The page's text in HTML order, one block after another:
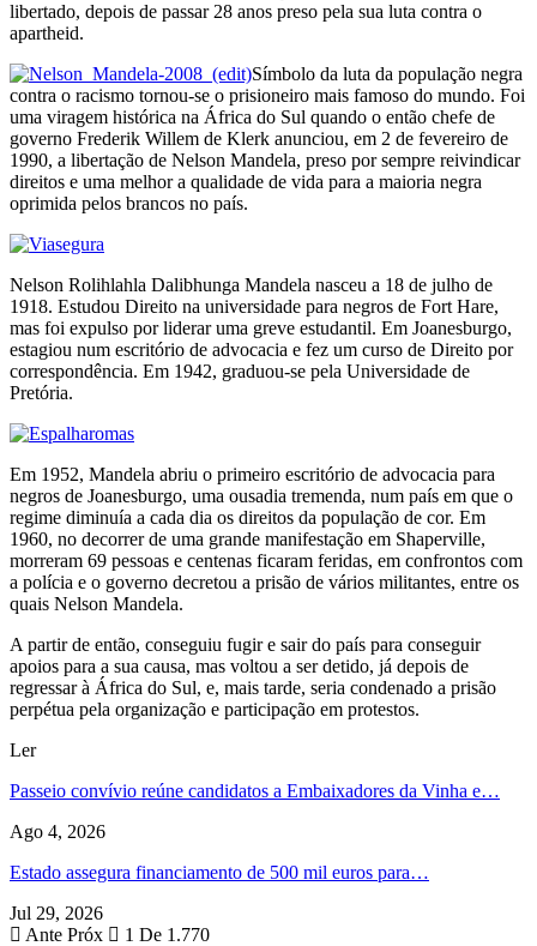
libertado, depois de passar 28 anos preso pela sua luta contra o
apartheid.
Símbolo da luta da população negra
contra o racismo tornou-se o prisioneiro mais famoso do mundo. Foi
uma viragem histórica na África do Sul quando o então chefe de
governo Frederik Willem de Klerk anunciou, em 2 de fevereiro de
1990, a libertação de Nelson Mandela, preso por sempre reivindicar
direitos e uma melhor a qualidade de vida para a maioria negra
oprimida pelos brancos no país.
Nelson Rolihlahla Dalibhunga Mandela nasceu a 18 de julho de
1918. Estudou Direito na universidade para negros de Fort Hare,
mas foi expulso por liderar uma greve estudantil. Em Joanesburgo,
estagiou num escritório de advocacia e fez um curso de Direito por
correspondência. Em 1942, graduou-se pela Universidade de
Pretória.
Em 1952, Mandela abriu o primeiro escritório de advocacia para
negros de Joanesburgo, uma ousadia tremenda, num país em que o
regime diminuía a cada dia os direitos da população de cor. Em
1960, no decorrer de uma grande manifestação em Shaperville,
morreram 69 pessoas e centenas ficaram feridas, em confrontos com
a polícia e o governo decretou a prisão de vários militantes, entre os
quais Nelson Mandela.
A partir de então, conseguiu fugir e sair do país para conseguir
apoios para a sua causa, mas voltou a ser detido, já depois de
regressar à África do Sul, e, mais tarde, seria condenado a prisão
perpétua pela organização e participação em protestos.
Ler
Passeio convívio reúne candidatos a Embaixadores da Vinha e…
Ago 4, 2026
Estado assegura financiamento de 500 mil euros para…
Jul 29, 2026
Ante Próx
1 De 1.770